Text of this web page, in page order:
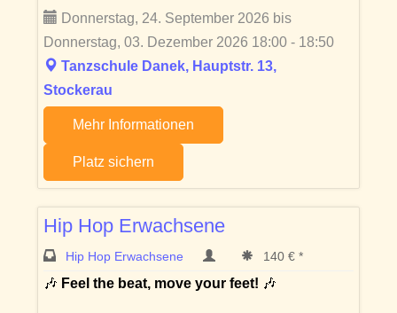
Donnerstag, 24. September 2026 bis
Donnerstag, 03. Dezember 2026 18:00 - 18:50
Tanzschule Danek, Hauptstr. 13,
Stockerau
Mehr Informationen
Platz sichern
Hip Hop Erwachsene
Hip Hop Erwachsene 140 € *
🎶 Feel the beat, move your feet! 🎶